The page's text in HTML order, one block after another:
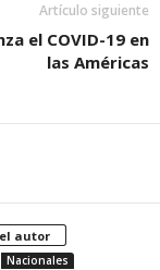
Artículo siguiente
el COVID-19 en
las Américas
autor
Nacionales